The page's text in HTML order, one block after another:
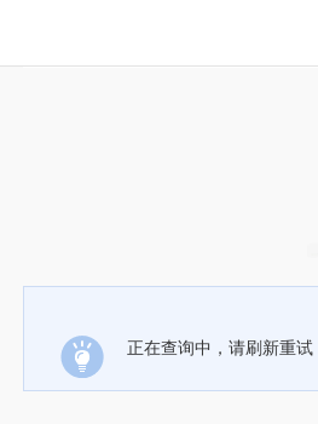
正在查询中，请刷新重试